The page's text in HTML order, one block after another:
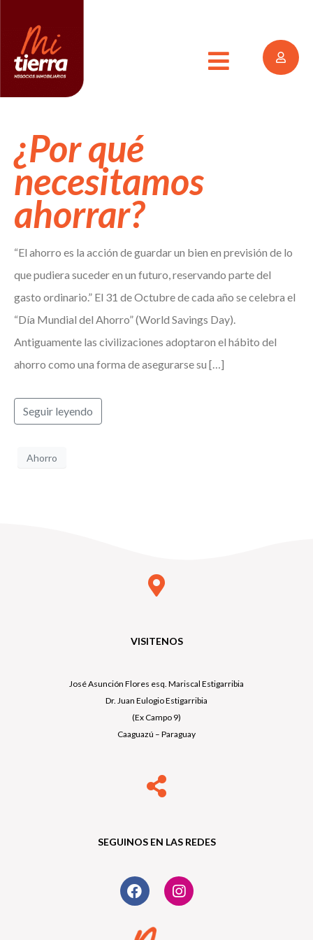
¿Por qué
necesitamos
ahorrar?
“El ahorro es la acción de guardar un bien en previsión de lo
que pudiera suceder en un futuro, reservando parte del
gasto ordinario.” El 31 de Octubre de cada año se celebra el
“Día Mundial del Ahorro” (World Savings Day).
Antiguamente las civilizaciones adoptaron el hábito del
ahorro como una forma de asegurarse su […]
Seguir leyendo
Ahorro
VISITENOS
José Asunción Flores esq. Mariscal Estigarribia
Dr. Juan Eulogio Estigarribia
(Ex Campo 9)
Caaguazú – Paraguay
SEGUINOS EN LAS REDES